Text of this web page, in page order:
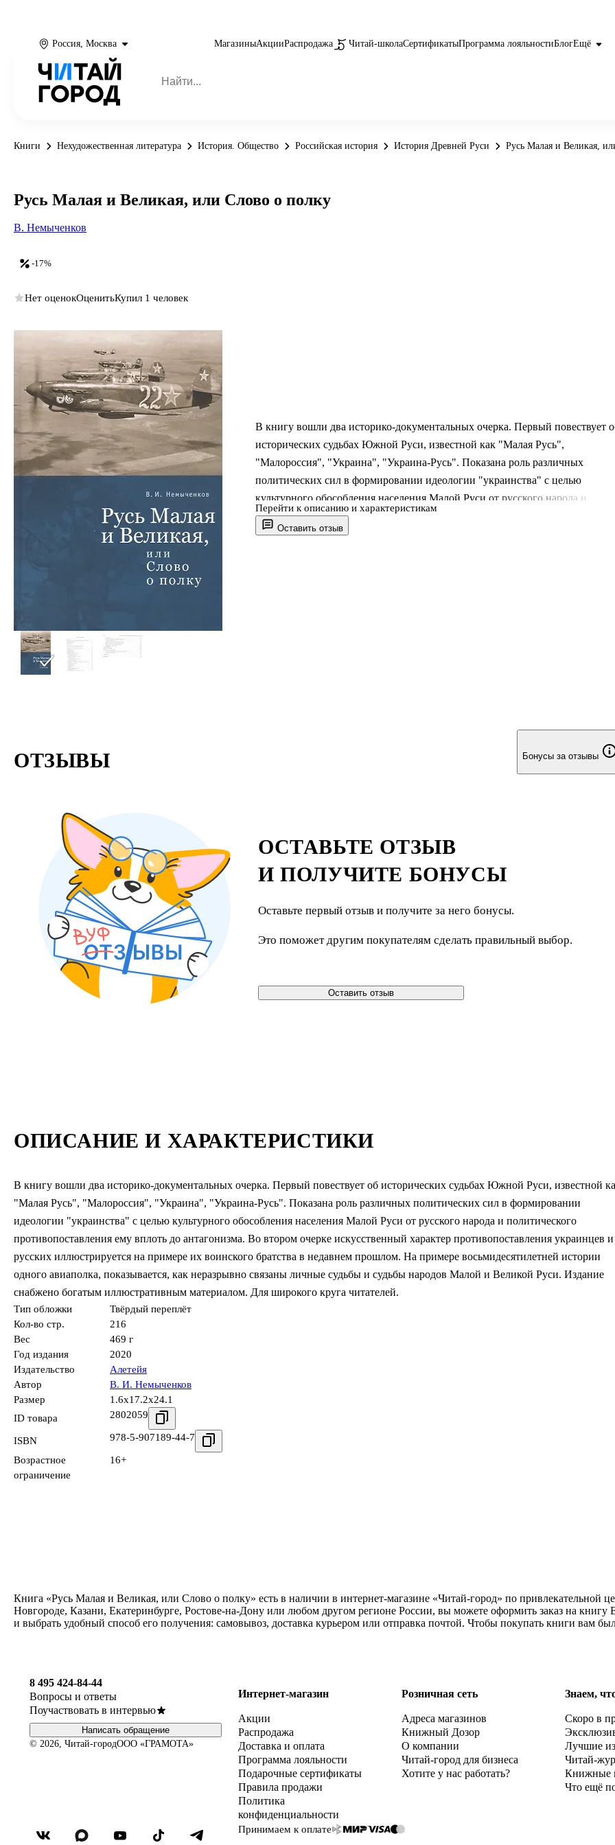
Россия, Москва МагазиныАкцииРаспродажа Читай-школаСертификатыПрограмма лояльностиБлогЕщё
Книги Нехудожественная литература История. Общество Российская история История Древней Руси Русь Малая и Великая,
Оставить отзыв
В книгу вошли два историко-документальных очерка. Первый повествует
исторических судьбах Южной Руси, известной как "Малая Русь",
"Малороссия", "Украина", "Украина-Русь". Показана роль различных
политических сил в формировании идеологии "украинства" с целью
культурного обособления населения Малой Руси от русского народа и
политического противопоставления ему вплоть до антагонизма. Во втором
очерке искусственный характер противопоставления украинцев и русских
Перейти к описанию и характеристикам
-17%
Русь Малая и Великая, или Слово о полку
В. Немыченков
Нет оценокОценитьКупил 1 человек
ОПИСАНИЕ И ХАРАКТЕРИСТИКИ
В книгу вошли два историко-документальных очерка. Первый повествует об исторических судьбах Южной Руси, известной
"Малая Русь", "Малороссия", "Украина", "Украина-Русь". Показана роль различных политических сил в формировании
идеологии "украинства" с целью культурного обособления населения Малой Руси от русского народа и политического
противопоставления ему вплоть до антагонизма. Во втором очерке искусственный характер противопоставления украинцев и
русских иллюстрируется на примере их воинского братства в недавнем прошлом. На примере восьмидесятилетней истории
одного авиаполка, показывается, как неразрывно связаны личные судьбы и судьбы народов Малой и Великой Руси. Издание
снабжено богатым иллюстративным материалом. Для широкого круга читателей.
Тип обложки
Твёрдый переплёт
Кол-во стр.
216
Вес
469 г
Год издания
2020
Издательство
Алетейя
Автор
В. И. Немыченков
Размер
1.6x17.2x24.1
ID товара
2802059
ISBN 978-5-907189-44-7
Возрастное
ограничение
16+
ОТЗЫВЫ Бонусы за отзывы
ОСТАВЬТЕ ОТЗЫВ
И ПОЛУЧИТЕ БОНУСЫ
Оставьте первый отзыв и получите за него бонусы.
Это поможет другим покупателям сделать правильный выбор.
Оставить отзыв
Книга «Русь Малая и Великая, или Слово о полку» есть в наличии в интернет-магазине «Читай-город» по привлекательной
Новгороде, Казани, Екатеринбурге, Ростове-на-Дону или любом другом регионе России, вы можете оформить заказ на
и выбрать удобный способ его получения: самовывоз, доставка курьером или отправка почтой. Чтобы покупать книги вам
8 495 424-84-44
Вопросы и ответы
Поучаствовать в интервью
Написать обращение
© 2026, Читай-городООО «ГРАМОТА»
Интернет-магазин
Акции
Распродажа
Доставка и оплата
Программа лояльности
Подарочные сертификаты
Правила продажи
Политика
конфиденциальности
Розничная сеть
Адреса магазинов
Книжный Дозор
О компании
Читай-город для бизнеса
Хотите у нас работать?
Знаем,
Скоро в
Лучшие
Читай-
Книжные
Что ещё
Принимаем к оплате